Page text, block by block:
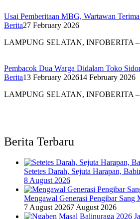
Usai Pemberitaan MBG, Wartawan
Berita27 February 2026
LAMPUNG SELATAN, INFOBERITA –
Pembacok Dua Warga Didalam Toko
Berita13 February 202614 February 2026
LAMPUNG SELATAN, INFOBERITA –
Berita Terbaru
Setetes Darah, Sejuta Harapan,
8 August 2026
Mengawal Generasi Pengibar
7 August 20267 August 2026